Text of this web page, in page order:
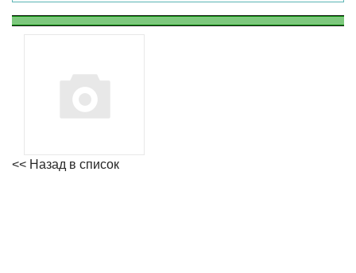
<< Назад в список